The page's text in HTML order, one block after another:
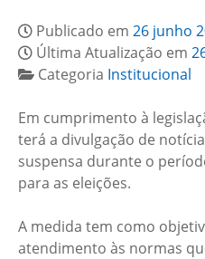
Publicado em 26 junho
Última Atualização em
Categoria Institucional
Em cumprimento à
terá a divulgação de
suspensa durante o
para as eleições.
A medida tem como
atendimento às normas